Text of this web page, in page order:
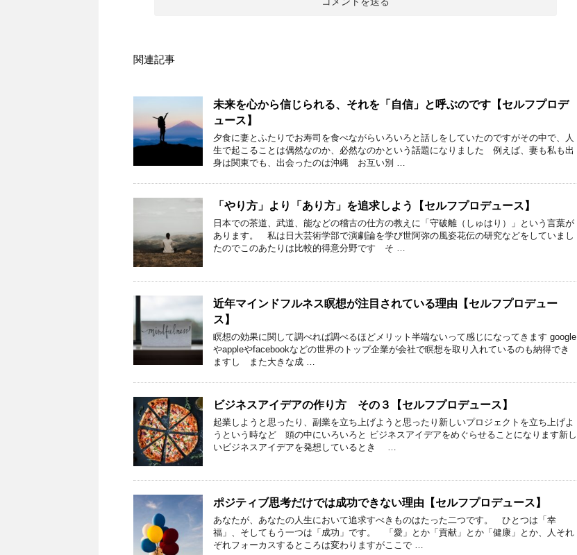
関連記事
未来を心から信じられる、それを「自信」と呼ぶのです【セルフプロデ
ュース】
夕食に妻とふたりでお寿司を食べながらいろいろと話しをしていたのですがその中で、人
生で起こることは偶然なのか、必然なのかという話題になりました 例えば、妻も私も出
身は関東でも、出会ったのは沖縄 お互い別 …
「やり方」より「あり方」を追求しよう【セルフプロデュース】
日本での茶道、武道、能などの稽古の仕方の教えに「守破離（しゅはり）」という言葉が
あります。 私は日大芸術学部で演劇論を学び世阿弥の風姿花伝の研究などをしていまし
たのでこのあたりは比較的得意分野です そ …
近年マインドフルネス瞑想が注目されている理由【セルフプロデュー
ス】
瞑想の効果に関して調べれば調べるほどメリット半端ないって感じになってきます google
やappleやfacebookなどの世界のトップ企業が会社で瞑想を取り入れているのも納得でき
ますし また大きな成 …
ビジネスアイデアの作り方 その３【セルフプロデュース】
起業しようと思ったり、副業を立ち上げようと思ったり新しいプロジェクトを立ち上げよ
うという時など 頭の中にいろいろと ビジネスアイデアをめぐらせることになります新し
いビジネスアイデアを発想しているとき …
ポジティブ思考だけでは成功できない理由【セルフプロデュース】
あなたが、あなたの人生において追求すべきものはたった二つです。 ひとつは「幸
福」、そしてもう一つは「成功」です。 「愛」とか「貢献」とか「健康」とか、人それ
ぞれフォーカスするところは変わりますがここで …